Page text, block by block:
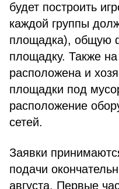
будет построить
каждой группы
площадка), общую
площадку. Также
расположена и
площадки под
расположение
сетей.
Заявки
подачи
августа. Первые